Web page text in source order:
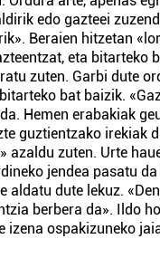
edo gazteei
Beraien hitzetan
eta bitarteko
zuten. Garbi dute
bat baizik.
Hemen erabakiak
guztientzako irekiak
azaldu zuten. Urte
jendea pasatu
aldatu dute lekuz.
berbera da». Ildo
izena ospakizuneko